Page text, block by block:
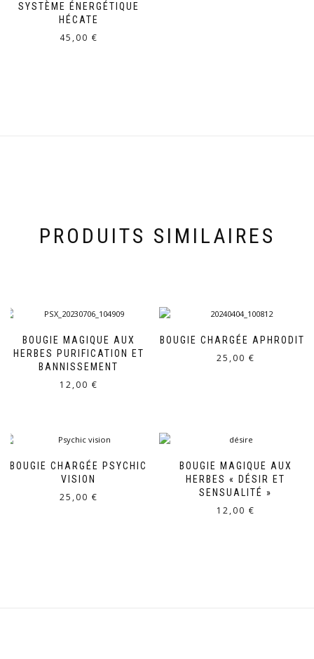
SYSTÈME ÉNERGÉTIQUE
HÉCATE
45,00 €
PRODUITS SIMILAIRES
BOUGIE MAGIQUE AUX
HERBES PURIFICATION ET
BANNISSEMENT
12,00 €
BOUGIE CHARGÉE APHRODITE
25,00 €
BOUGIE CHARGÉE PSYCHIC
VISION
25,00 €
BOUGIE MAGIQUE AUX
HERBES « DÉSIR ET
SENSUALITÉ »
12,00 €